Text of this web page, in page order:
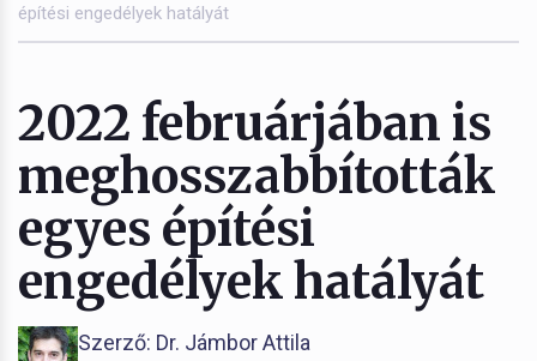
építési engedélyek hatályát
2022 februárjában is
meghosszabbították
egyes építési
engedélyek hatályát
Szerző: Dr. Jámbor Attila